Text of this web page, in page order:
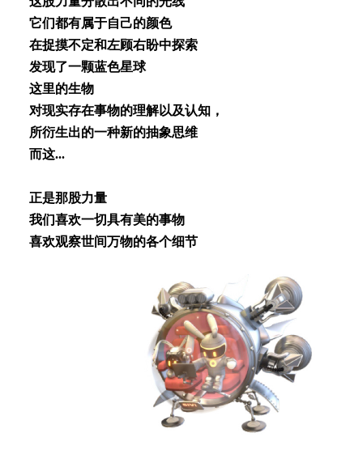
它们都有属于⾃⼰的颜⾊
在捉摸不定和左顾右盼中探索
发现了⼀颗蓝⾊星球
这⾥的⽣物
对现实存在事物的理解以及认知，
所衍⽣出的⼀种新的抽象思维
⽽这...
正是那股⼒量
我们喜欢⼀切具有美的事物
喜欢观察世间万物的各个细节